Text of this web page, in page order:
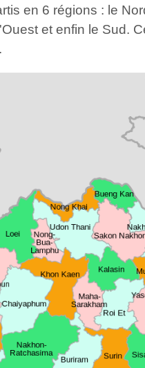
en 6 régions : le
et enfin le Sud.